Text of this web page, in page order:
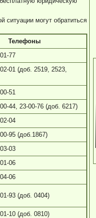
ситуации могут обратиться
Телефоны
77
01 (доб. 2519, 2523,
51
44, 23-00-76 (доб. 6217)
04
95 (доб.1867)
03
06
06
93 (доб. 0404)
10 (доб. 0810)